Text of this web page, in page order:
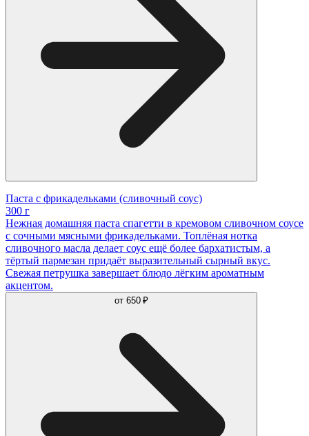
Паста с фрикадельками (сливочный соус)
300 г
Нежная домашняя паста спагетти в кремовом сливочном соусе
с сочными мясными фрикадельками. Топлёная нотка
сливочного масла делает соус ещё более бархатистым, а
тёртый пармезан придаёт выразительный сырный вкус.
Свежая петрушка завершает блюдо лёгким ароматным
акцентом.
от 650 ₽